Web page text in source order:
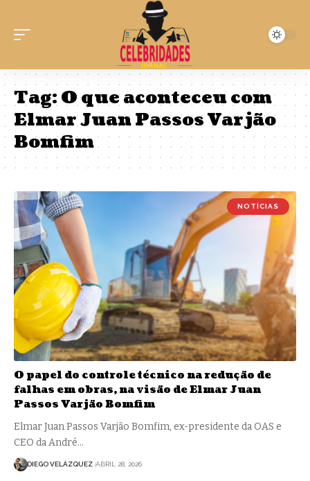
Tag:O que aconteceu com
Elmar Juan Passos Varjão
Bomfim
NOTÍCIAS
O papel do controle técnico na redução de
falhas em obras, na visão de Elmar Juan
Passos Varjão Bomfim
Elmar Juan Passos Varjão Bomfim, ex-presidente da OAS e
CEO da André…
DIEGO VELÁZQUEZ ABRIL 28, 2026